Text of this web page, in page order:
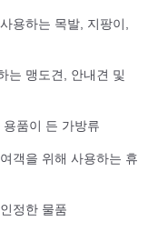
용하는 목발, 지팡이,
는 맹도견, 안내견 및
품이 든 가방류
객을 위해 사용하는 휴
정한 물품